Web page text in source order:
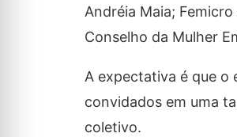
Andréia Maia;
Conselho da Mulher
A expectativa é que o
convidados em uma
coletivo.